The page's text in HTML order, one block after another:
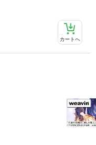
カートへ